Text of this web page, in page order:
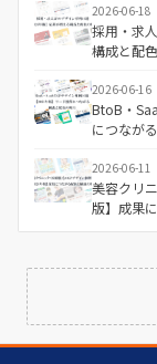
2026-06-18
採用・求
構成と配
2026-06-16
BtoB・
につなが
2026-06-11
美容クリ
版】成果